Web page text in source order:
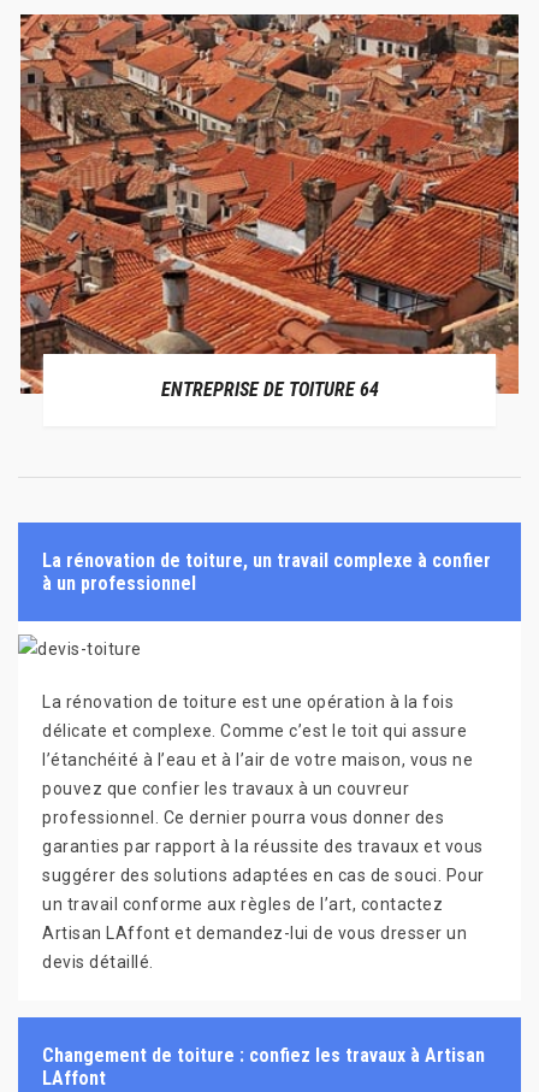
ENTREPRISE DE TOITURE 64
La rénovation de toiture, un travail complexe à confier
à un professionnel
La rénovation de toiture est une opération à la fois
délicate et complexe. Comme c’est le toit qui assure
l’étanchéité à l’eau et à l’air de votre maison, vous ne
pouvez que confier les travaux à un couvreur
professionnel. Ce dernier pourra vous donner des
garanties par rapport à la réussite des travaux et vous
suggérer des solutions adaptées en cas de souci. Pour
un travail conforme aux règles de l’art, contactez
Artisan LAffont et demandez-lui de vous dresser un
devis détaillé.
Changement de toiture : confiez les travaux à Artisan
LAffont